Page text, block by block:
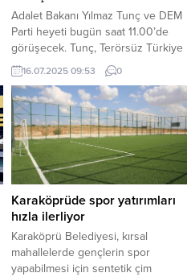
Adalet Bakanı Yılmaz Tunç ve DEM
Parti heyeti bugün saat 11.00’de
görüşecek. Tunç, Terörsüz Türkiye
süreci kapsamında bugün DEM
parti heyetini kabul edecek.
Görüşmede süreç ile ilgili yasal
düzenlemeler konuşulacak.
16.07.2025 09:53 0
Karaköprüde spor yatırımları
hızla ilerliyor
Karaköprü Belediyesi, kırsal
mahallelerde gençlerin spor
yapabilmesi için sentetik çim